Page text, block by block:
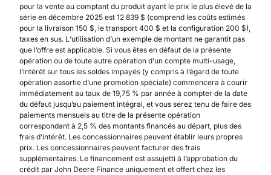
pour la vente au comptant du produit ayant le prix le plus élevé de la
série en décembre 2025 est 12 839 $ (comprend les coûts estimés
pour la livraison 150 $, le transport 400 $ et la configuration 200 $),
taxes en sus. L’utilisation d’un exemple de montant ne garantit pas
que l’offre est applicable. Si vous êtes en défaut de la présente
opération ou de toute autre opération d’un compte multi-usage,
l’intérêt sur tous les soldes impayés (y compris à l’égard de toute
opération assortie d’une promotion spéciale) commencera à courir
immédiatement au taux de 19,75 % par année à compter de la date
du défaut jusqu’au paiement intégral, et vous serez tenu de faire des
paiements mensuels au titre de la présente opération
correspondant à 2,5 % des montants financés au départ, plus des
frais d’intérêt. Les concessionnaires peuvent établir leurs propres
prix. Les concessionnaires peuvent facturer des frais
supplémentaires. Le financement est assujetti à l’approbation du
crédit par John Deere Finance uniquement et offert chez les